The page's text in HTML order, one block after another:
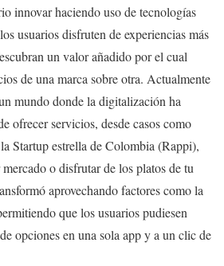
innovar haciendo uso de tecnologías
usuarios disfruten de experiencias más
un valor añadido por el cual
de una marca sobre otra. Actualmente
mundo donde la digitalización ha
ofrecer servicios, desde casos como
Startup estrella de Colombia (Rappi),
o disfrutar de los platos de tu
aprovechando factores como la
que los usuarios pudiesen
opciones en una sola app y a un clic de